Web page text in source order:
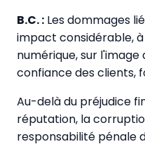
B.C. : Les dommages
impact considérable,
numérique, sur
confiance des clients,
Au-delà du préjudice
réputation, la
responsabilité pénale